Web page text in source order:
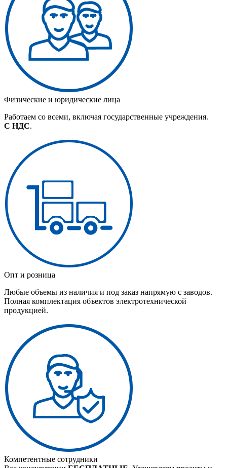
Физические и юридические лица
Работаем со всеми, включая государственные учреждения.
С НДС.
Опт и розница
Любые объемы из наличия и под заказ напрямую с заводов.
Полная комплектация объектов электротехнической
продукцией.
Компетентные сотрудники